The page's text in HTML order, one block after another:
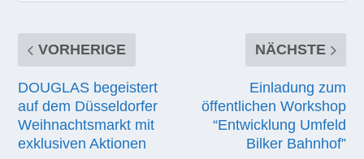
VORHERIGE
DOUGLAS begeistert
auf dem Düsseldorfer
Weihnachtsmarkt mit
exklusiven Aktionen
NÄCHSTE
Einladung zum
öffentlichen Workshop
“Entwicklung Umfeld
Bilker Bahnhof”